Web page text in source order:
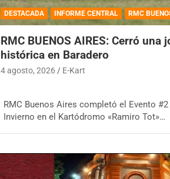
DESTACADA INFORME CENTRAL RMC
RMC BUENOS AIRES: Cerró una
histórica en Baradero
4 agosto, 2026 E-Kart
RMC Buenos Aires completó el Evento
Invierno en el Kartódromo «Ramiro Tot»…